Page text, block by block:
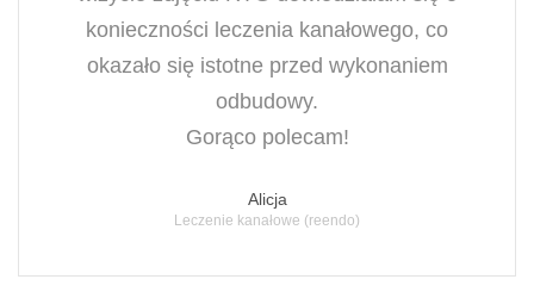
konieczności leczenia kanałowego, co
okazało się istotne przed wykonaniem
odbudowy.
Gorąco polecam!
Alicja
Leczenie kanałowe (reendo)